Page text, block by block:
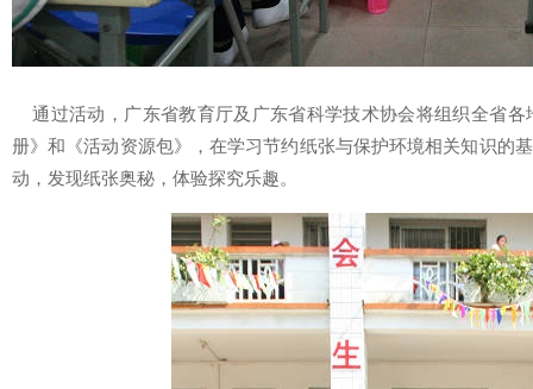
通过活动，广东省教育厅及广东省科学技术协会将组织全省
册》和《活动资源包》，在学习节约纸张与保护环境相关知识的
动，发现纸张奥秘，体验探究乐趣。